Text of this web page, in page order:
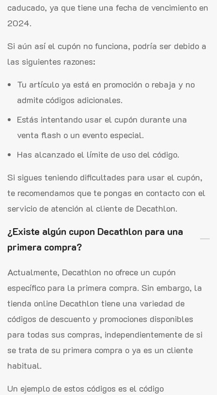
caducado, ya que tiene una fecha de vencimiento en
2024.
Si aún así el cupón no funciona, podría ser debido a
las siguientes razones:
Tu artículo ya está en promoción o rebaja y no
admite códigos adicionales.
Estás intentando usar el cupón durante una
venta flash o un evento especial.
Has alcanzado el límite de uso del código.
Si sigues teniendo dificultades para usar el cupón,
te recomendamos que te pongas en contacto con el
servicio de atención al cliente de Decathlon.
¿Existe algún cupon Decathlon para una
primera compra?
Actualmente, Decathlon no ofrece un cupón
específico para la primera compra. Sin embargo, la
tienda online Decathlon tiene una variedad de
códigos de descuento y promociones disponibles
para todas sus compras, independientemente de si
se trata de su primera compra o ya es un cliente
habitual.
Un ejemplo de estos códigos es el código